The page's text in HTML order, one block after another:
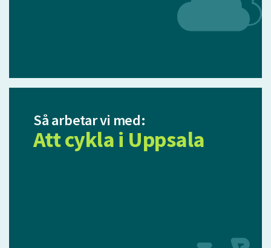
Så arbetar vi med:
Att cykla i Uppsala